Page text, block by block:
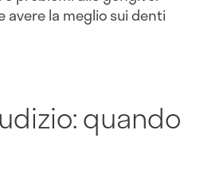
avere la meglio sui denti
quando